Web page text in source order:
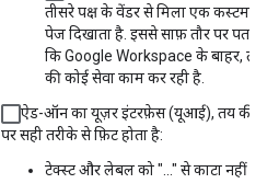
तीसरे पक्ष के वेंडर से मिला एक कस्टम
पेज दिखाता है. इससे साफ़ तौर पर पता
कि Google Workspace के बाहर,
की कोई सेवा काम कर रही है.
ऐड-ऑन का यूज़र इंटरफ़ेस (यूआई), तय की
पर सही तरीके से फ़िट होता है:
टेक्स्ट और लेबल को "..." से काटा नहीं